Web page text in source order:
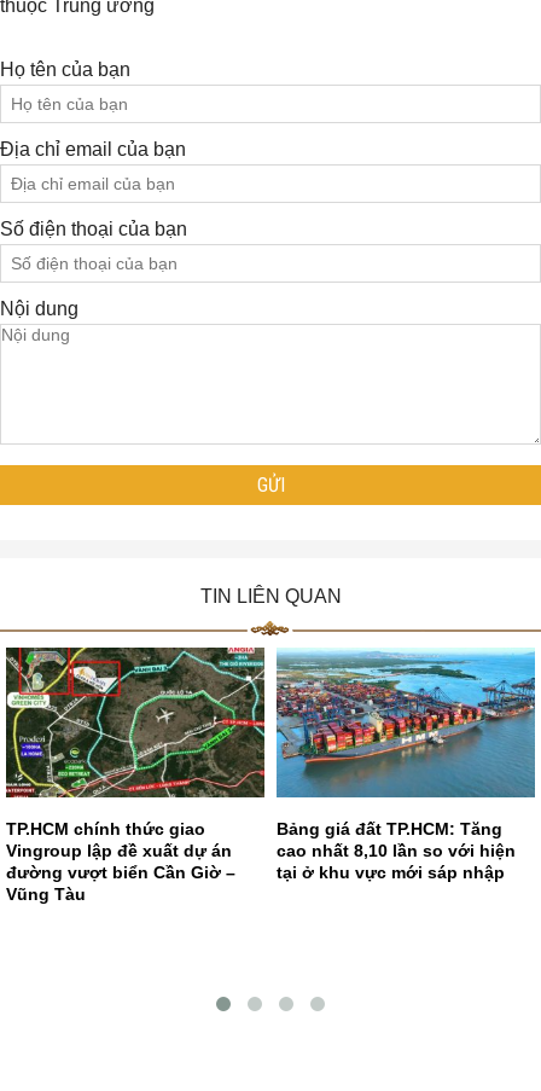
thuộc Trung ương
Họ tên của bạn
Địa chỉ email của bạn
Số điện thoại của bạn
Nội dung
TIN LIÊN QUAN
TP.HCM chính thức giao
Vingroup lập đề xuất dự án
đường vượt biển Cần Giờ –
Vũng Tàu
Bảng giá đất TP.HCM: Tăng
cao nhất 8,10 lần so với hiện
tại ở khu vực mới sáp nhập